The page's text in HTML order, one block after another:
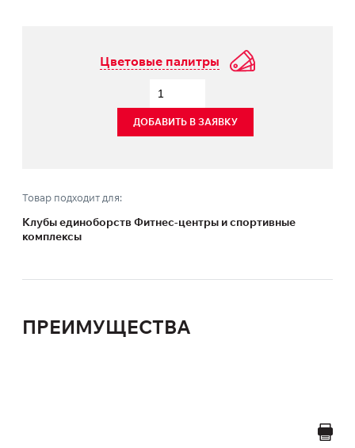
Цветовые палитры
ДОБАВИТЬ В ЗАЯВКУ
Товар подходит для:
Клубы единоборств Фитнес-центры и спортивные
комплексы
ПРЕИМУЩЕСТВА